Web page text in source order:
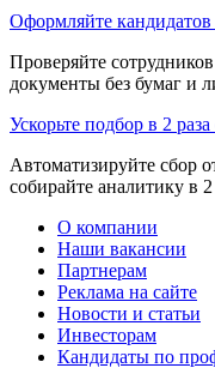
Оформляйте
Проверяйте
документы без бумаг и
Ускорьте подбор в 2
Автоматизируйте сбор
собирайте аналитику в
О компании
Наши вакансии
Партнерам
Реклама на сайте
Новости и статьи
Инвесторам
Кандидаты по